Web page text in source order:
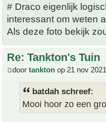
# Draco eigenlijk
interessant om weten
Als deze foto bekijk
Re: Tankton's Tuin
door tankton op 21 nov
batdah schreef:
Mooi hoor zo een